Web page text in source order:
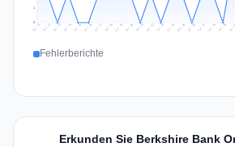
1
Jul 11 Jul 12 Jul 13 Jul 14 Jul 15 Jul 16 Jul 17 Jul 18 Jul 19 Jul 20 Jul 21 Jul 22 Jul 23 Jul 24 Jul 25 Jul 26 Jul 27 Jul 28 Jul 29 Jul
Fehlerberichte
Erkunden Sie Berkshire Bank